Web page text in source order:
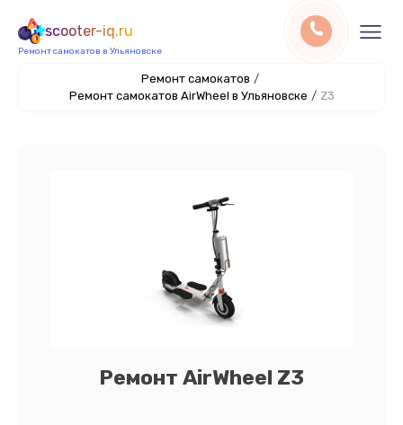
scooter-iq.ru
Ремонт самокатов в Ульяновске
Ремонт самокатов /
Ремонт самокатов AirWheel в Ульяновске / Z3
Ремонт AirWheel Z3